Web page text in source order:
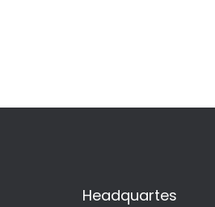
Headquartes